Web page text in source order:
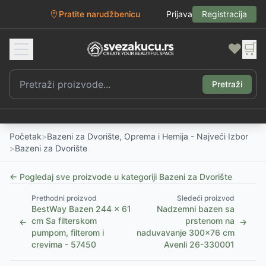
Pratite narudžbenicu Prijava Registracija
❤️ 🛒
Pretraži
Početak>Bazeni za Dvorište, Oprema i Hemija - Najveći Izbor
>Bazeni za Dvorište
← Pogledaj sve proizvode u kategoriji Bazeni za Dvorište
←
Prethodni proizvod
BestWay Bazen 244 x 61
cm Sa filterskom
pumpom, filterom i
crevima - 57450
Sledeći proizvod
Nadzemni bazen sa
prstenom na
naduvavanje 300x76 cm
Avenli 26-330001
→